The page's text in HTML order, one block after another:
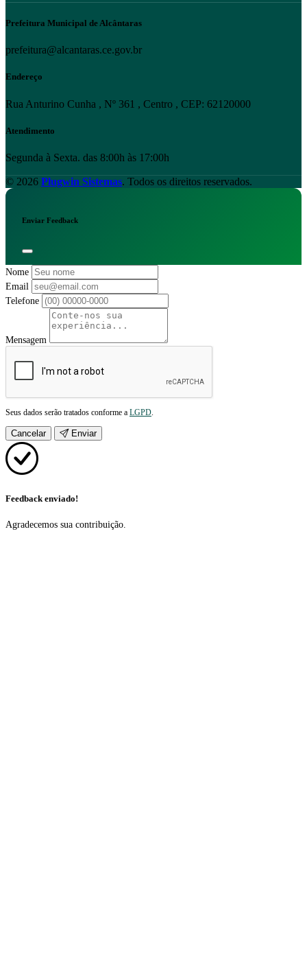
Prefeitura Municipal de Alcântaras
prefeitura@alcantaras.ce.gov.br
Endereço
Rua Anturino Cunha , Nº 361 , Centro , CEP: 62120000
Atendimento
Segunda à Sexta. das 8:00h às 17:00h
© 2026 Plugwin Sistemas. Todos os direitos reservados.
Enviar Feedback
Nome
Email
Telefone
Mensagem
Seus dados serão tratados conforme a LGPD.
Cancelar Enviar
Feedback enviado!
Agradecemos sua contribuição.